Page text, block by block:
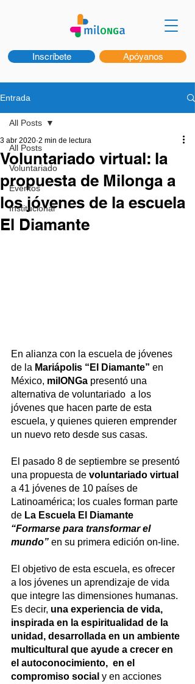
Inscríbete Apóyanos
Entrada
All Posts
Voluntariado
Eventos
Institucional
All Posts
Voluntariado virtual: la
propuesta de Milonga a
los jóvenes de la escuela
El Diamante
3 abr 2020 2 min de lectura
En alianza con la escuela de jóvenes
de la Mariápolis “El Diamante” en
México, milONGa presentó una
alternativa de voluntariado  a los
jóvenes que hacen parte de esta
escuela, y quienes quieren emprender
un nuevo reto desde sus casas.
El pasado 8 de septiembre se presentó
una propuesta de voluntariado virtual
a 41 jóvenes de 10 países de
Latinoamérica; los cuales forman parte
de La Escuela El Diamante
“Formarse para transformar el
mundo” en su primera edición on-line.
El objetivo de esta escuela, es ofrecer
a los jóvenes un aprendizaje de vida
que integre las dimensiones humanas.
Es decir, una experiencia de vida,
inspirada en la espiritualidad de la
unidad, desarrollada en un ambiente
multicultural que ayude a crecer en
el autoconocimiento,  en el
compromiso social y en acciones